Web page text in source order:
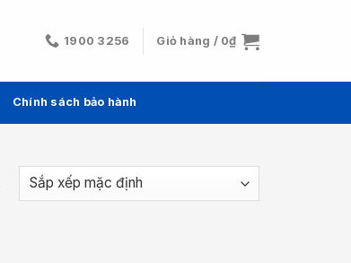
1900 3256 Giỏ hàng / 0₫
Chính sách bảo hành